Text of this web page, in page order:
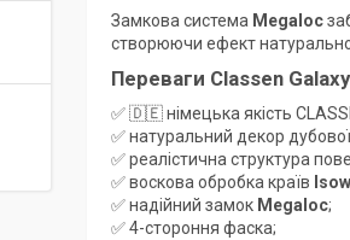
Замкова система Megaloc
створюючи ефект
Переваги Classen
✅ 🇩🇪 німецька якість
✅ натуральний декор
✅ реалістична структура
✅ воскова обробка країв
✅ надійний замок Megaloc;
✅ 4-стороння фаска;